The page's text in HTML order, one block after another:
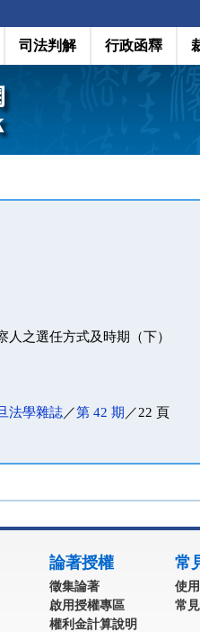
司法判解 行政函釋
人之選任方式及時期（下）
法學雜誌／第 42 期 ／22 頁
論著授權
徵集論著
啟用授權專區
權利金計算說明
常
使
常